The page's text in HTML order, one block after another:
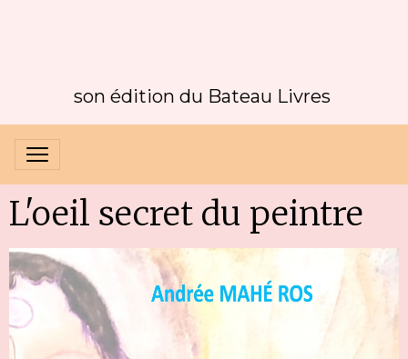
son édition du Bateau Livres
L'oeil secret du peintre